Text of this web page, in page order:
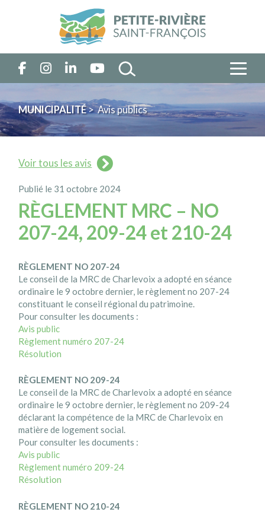
MUNICIPALITÉ> Avis publics
Voir tous les avis
Publié le 31 octobre 2024
RÈGLEMENT MRC – NO
207-24, 209-24 et 210-24
RÈGLEMENT NO 207-24
Le conseil de la MRC de Charlevoix a adopté en séance
ordinaire le 9 octobre dernier, le règlement no 207-24
constituant le conseil régional du patrimoine.
Pour consulter les documents :
Avis public
Règlement numéro 207-24
Résolution
RÈGLEMENT NO 209-24
Le conseil de la MRC de Charlevoix a adopté en séance
ordinaire le 9 octobre dernier, le règlement no 209-24
déclarant la compétence de la MRC de Charlevoix en
matière de logement social.
Pour consulter les documents :
Avis public
Règlement numéro 209-24
Résolution
RÈGLEMENT NO 210-24